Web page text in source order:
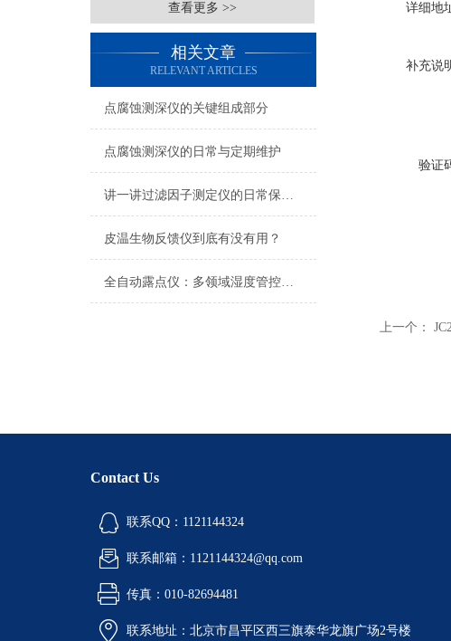
查看更多 >>
相关文章
RELEVANT ARTICLES
点腐蚀测深仪的关键组成部分
点腐蚀测深仪的日常与定期维护
讲一讲过滤因子测定仪的日常保养指南
皮温生物反馈仪到底有没有用？
全自动露点仪：多领域湿度管控的精准利器
详细地
补充说
验证
上一个：
Contact Us
联系QQ：1121144324
联系邮箱：1121144324@qq.com
传真：010-82694481
联系地址：北京市昌平区西三旗泰华龙旗广场2号楼